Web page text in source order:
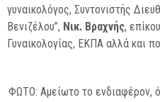
γυναικολόγος, Συντονιστής
Βενιζέλου”, Νικ. Βραχνής,
Γυναικολογίας, ΕΚΠΑ αλλά και
ΦΩΤΟ: Αμείωτο το ενδιαφέρον,